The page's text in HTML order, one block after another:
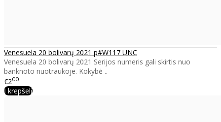
Venesuela 20 bolivarų 2021 p#W117 UNC
Venesuela 20 bolivarų 2021 Serijos numeris gali skirtis nuo
banknoto nuotraukoje. Kokybė ..
€200
Į krepšelį